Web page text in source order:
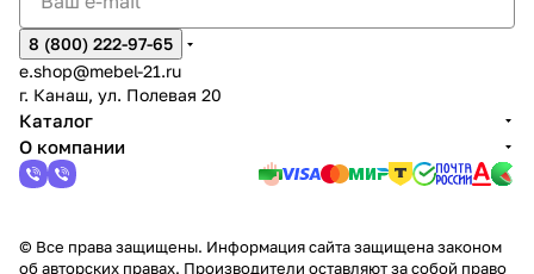
8 (800) 222-97-65
e.shop@mebel-21.ru
г. Канаш, ул. Полевая 20
Каталог
О компании
© Все права защищены. Информация сайта защищена законом
об авторских правах. Производители оставляют за собой право